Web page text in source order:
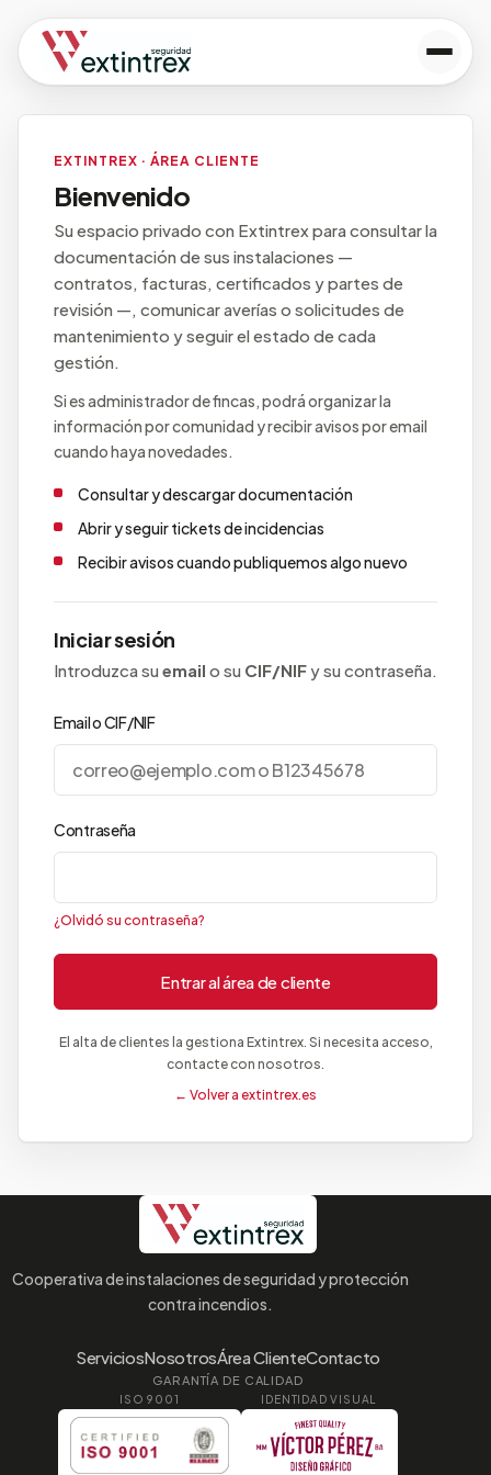
EXTINTREX · ÁREA CLIENTE
Bienvenido
Su espacio privado con Extintrex para consultar la
documentación de sus instalaciones —
contratos, facturas, certificados y partes de
revisión —, comunicar averías o solicitudes de
mantenimiento y seguir el estado de cada
gestión.
Si es administrador de fincas, podrá organizar la
información por comunidad y recibir avisos por email
cuando haya novedades.
Consultar y descargar documentación
Abrir y seguir tickets de incidencias
Recibir avisos cuando publiquemos algo nuevo
Iniciar sesión
Introduzca suemail o su CIF/NIF y su contraseña.
Email o CIF/NIF
Contraseña
¿Olvidó su contraseña?
Entrar al área de cliente
El alta de clientes la gestiona Extintrex. Si necesita acceso,
contacte con nosotros.
← Volver a extintrex.es
Cooperativa de instalaciones de seguridad y protección
contra incendios.
ServiciosNosotrosÁrea ClienteContacto
GARANTÍA DE CALIDAD
ISO 9001 IDENTIDAD VISUAL